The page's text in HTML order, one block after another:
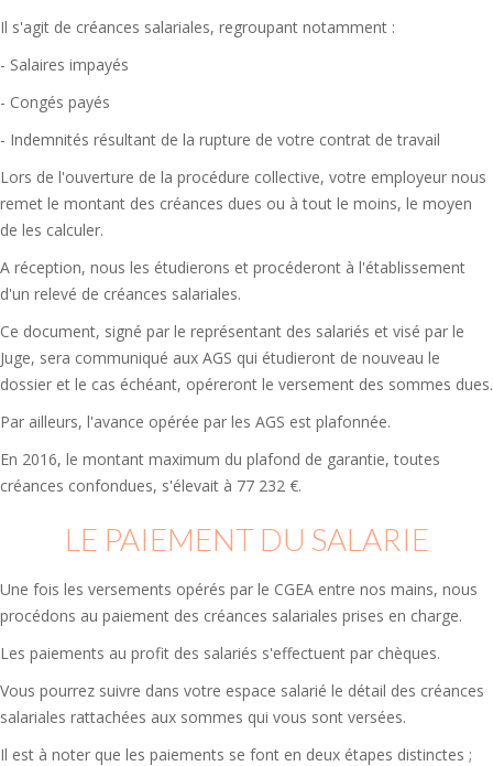
Il s'agit de créances salariales, regroupant notamment :
- Salaires impayés
- Congés payés
- Indemnités résultant de la rupture de votre contrat de travail
Lors de l'ouverture de la procédure collective, votre employeur nous
remet le montant des créances dues ou à tout le moins, le moyen
de les calculer.
A réception, nous les étudierons et procéderont à l'établissement
d'un relevé de créances salariales.
Ce document, signé par le représentant des salariés et visé par le
Juge, sera communiqué aux AGS qui étudieront de nouveau le
dossier et le cas échéant, opéreront le versement des sommes dues.
Par ailleurs, l'avance opérée par les AGS est plafonnée.
En 2016, le montant maximum du plafond de garantie, toutes
créances confondues, s'élevait à 77 232 €.
LE PAIEMENT DU SALARIE
Une fois les versements opérés par le CGEA entre nos mains, nous
procédons au paiement des créances salariales prises en charge.
Les paiements au profit des salariés s'effectuent par chèques.
Vous pourrez suivre dans votre espace salarié le détail des créances
salariales rattachées aux sommes qui vous sont versées.
Il est à noter que les paiements se font en deux étapes distinctes ;